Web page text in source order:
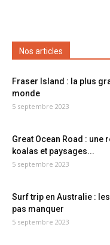
Nos articles
Fraser Island : la plus
monde
5 septembre 2023
Great Ocean Road : une
koalas et paysages...
5 septembre 2023
Surf trip en Australie :
pas manquer
5 septembre 2023